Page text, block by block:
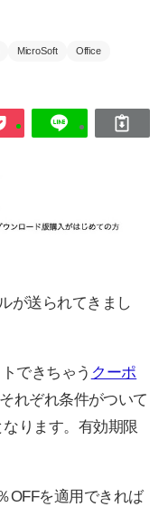
MicroSoft Office
が送られてきまし
できちゃう クーポ
れぞれ条件がついて
ります。有効期限
OFFを適用できれば